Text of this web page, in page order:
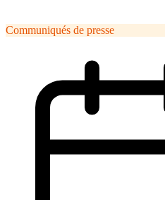
Communiqués de presse